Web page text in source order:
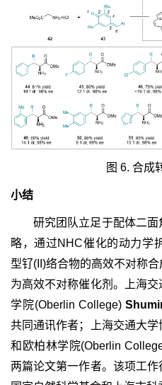
图 6. 合成
小结
研究团队立足于配体二
略，通过NHC催化的动力学
型钌(II)络合物的高效不对称
为高效不对称催化剂。上海交
学院(Oberlin College)
共同通讯作者；上海交通大学
和欧柏林学院(Oberlin
两篇论文第一作者。该项工作